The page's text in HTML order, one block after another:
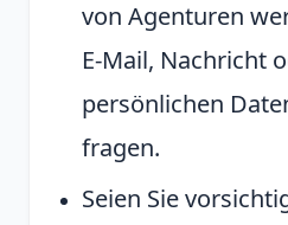
von Agenturen
E-Mail, Nachricht
persönlichen
fragen.
Seien Sie